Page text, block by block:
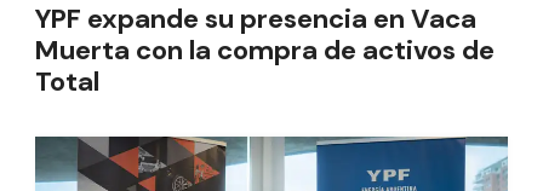
YPF expande su presencia en Vaca
Muerta con la compra de activos de
Total